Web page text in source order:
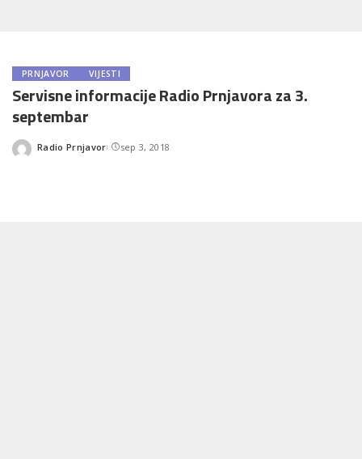
PRNJAVOR VIJESTI
Servisne informacije Radio Prnjavora za 3.
septembar
Posted
Radio Prnjavor sep 3, 2018